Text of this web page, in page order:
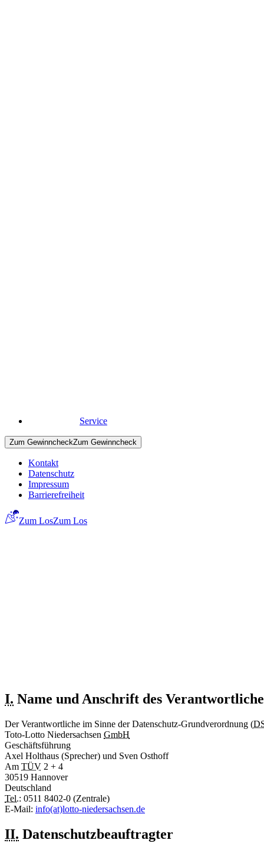
Service
Zum GewinncheckZum Gewinncheck
Kontakt
Datenschutz
Impressum
Barrierefreiheit
Zum LosZum Los
I. Name und Anschrift des
Der Verantwortliche im Sinne der Datenschutz-Grundverordnung (
Toto-Lotto Niedersachsen GmbH
Geschäftsführung
Axel Holthaus (Sprecher) und Sven Osthoff
Am TÜV 2 + 4
30519 Hannover
Deutschland
Tel.: 0511 8402-0 (Zentrale)
E-Mail: info(at)lotto-niedersachsen.de
II. Datenschutzbeauftragter